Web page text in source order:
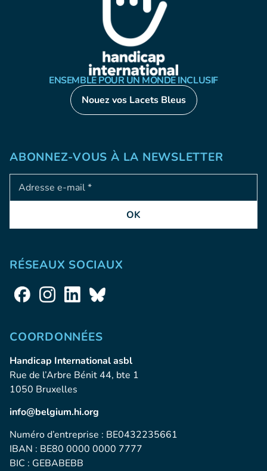
ENSEMBLE POUR UN MONDE INCLUSIF
Nouez vos Lacets Bleus
ABONNEZ-VOUS À LA NEWSLETTER
Adresse e-mail
OK
RÉSEAUX SOCIAUX
COORDONNÉES
Handicap International asbl
Rue de l’Arbre Bénit 44, bte 1
1050 Bruxelles
info@belgium.hi.org
Numéro d’entreprise : BE0432235661
IBAN : BE80 0000 0000 7777
BIC : GEBABEBB